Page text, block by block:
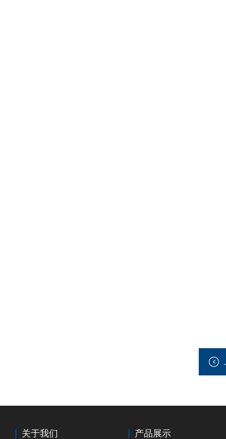
关于我们 产品展示